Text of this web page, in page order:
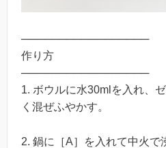
─────────────────
作り方
─────────────────
1. ボウルに水30mlを入れ、
く混ぜふやかす。
2. 鍋に［A］を入れて中火で